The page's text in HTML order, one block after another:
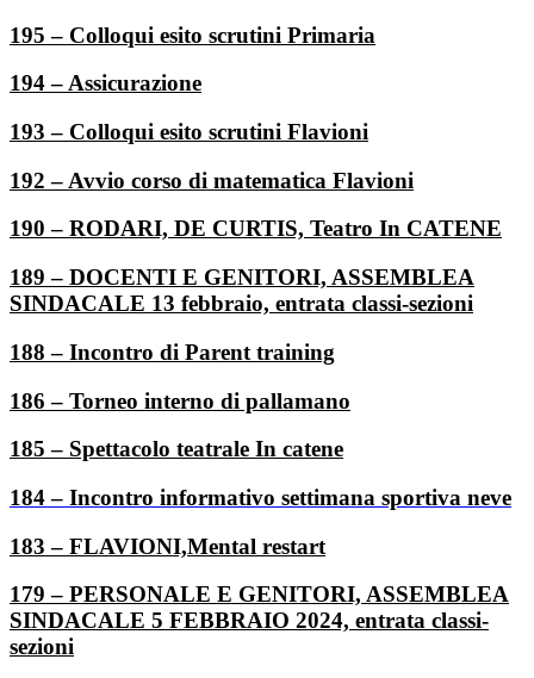
195 – Colloqui esito scrutini Primaria
194 – Assicurazione
193 – Colloqui esito scrutini Flavioni
192 – Avvio corso di matematica Flavioni
190 – RODARI, DE CURTIS, Teatro In CATENE
189 – DOCENTI E GENITORI, ASSEMBLEA
SINDACALE 13 febbraio, entrata classi-sezioni
188 – Incontro di Parent training
186 – Torneo interno di pallamano
185 – Spettacolo teatrale In catene
184 – Incontro informativo settimana sportiva neve
183 – FLAVIONI,Mental restart
179 – PERSONALE E GENITORI, ASSEMBLEA
SINDACALE 5 FEBBRAIO 2024, entrata classi-
sezioni